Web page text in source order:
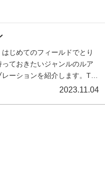
じめてのフィールドでとり
ておきたいジャンルのルア
ーションを紹介します。TD
2023.11.04